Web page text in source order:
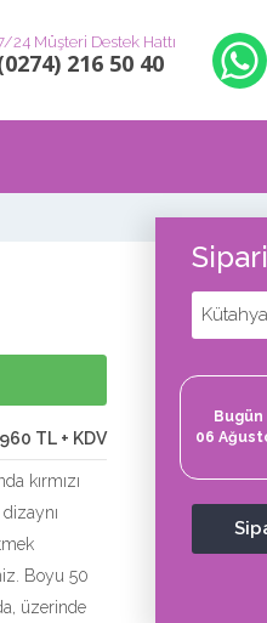
24 Müşteri Destek Hattı
216 50 40
TL + KDV
kırmızı
Boyu 50
üzerinde
Bugün
06